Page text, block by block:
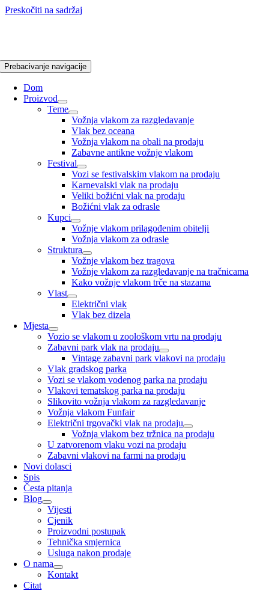
Preskočiti na sadržaj
Prebacivanje navigacije
Dom
Proizvod
Teme
Vožnja vlakom za razgledavanje
Vlak bez oceana
Vožnja vlakom na obali na prodaju
Zabavne antikne vožnje vlakom
Festival
Vozi se festivalskim vlakom na prodaju
Karnevalski vlak na prodaju
Veliki božićni vlak na prodaju
Božićni vlak za odrasle
Kupci
Vožnje vlakom prilagođenim obitelji
Vožnja vlakom za odrasle
Struktura
Vožnje vlakom bez tragova
Vožnje vlakom za razgledavanje na tračnicama
Kako vožnje vlakom trče na stazama
Vlast
Električni vlak
Vlak bez dizela
Mjesta
Vozio se vlakom u zoološkom vrtu na prodaju
Zabavni park vlak na prodaju
Vintage zabavni park vlakovi na prodaju
Vlak gradskog parka
Vozi se vlakom vodenog parka na prodaju
Vlakovi tematskog parka na prodaju
Slikovito vožnja vlakom za razgledavanje
Vožnja vlakom Funfair
Električni trgovački vlak na prodaju
Vožnja vlakom bez tržnica na prodaju
U zatvorenom vlaku vozi na prodaju
Zabavni vlakovi na farmi na prodaju
Novi dolasci
Spis
Česta pitanja
Blog
Vijesti
Cjenik
Proizvodni postupak
Tehnička smjernica
Usluga nakon prodaje
O nama
Kontakt
Citat